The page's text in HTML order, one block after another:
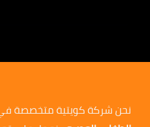
نحن شركة كويتية متخصصة